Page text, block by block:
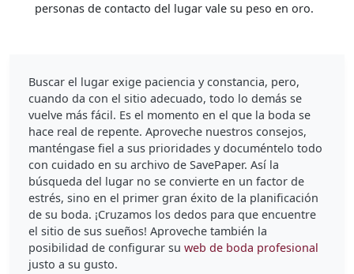
personas de contacto del lugar vale su peso en oro.
Buscar el lugar exige paciencia y constancia, pero,
cuando da con el sitio adecuado, todo lo demás se
vuelve más fácil. Es el momento en el que la boda se
hace real de repente. Aproveche nuestros consejos,
manténgase fiel a sus prioridades y documéntelo todo
con cuidado en su archivo de SavePaper. Así la
búsqueda del lugar no se convierte en un factor de
estrés, sino en el primer gran éxito de la planificación
de su boda. ¡Cruzamos los dedos para que encuentre
el sitio de sus sueños! Aproveche también la
posibilidad de configurar su web de boda profesional
justo a su gusto.